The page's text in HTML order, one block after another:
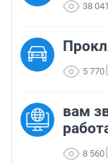
38 041
5 770
вам
8 560